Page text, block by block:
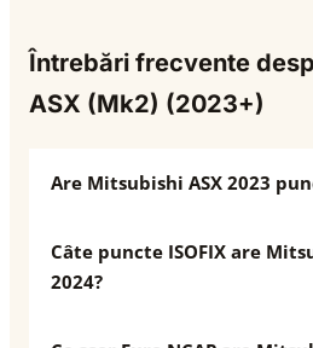
Întrebări frecvente
ASX (Mk2) (2023+)
Are Mitsubishi ASX 2023
Câte puncte ISOFIX are
2024?